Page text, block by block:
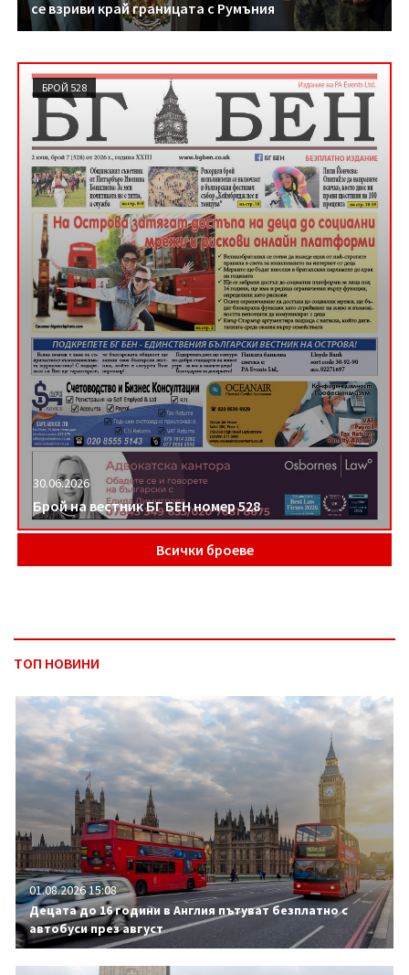
се взриви край границата с Румъния
БРОЙ 528
30.06.2026
Брой на вестник БГ БЕН номер 528
Всички броеве
ТОП НОВИНИ
01.08.2026 15:08
Децата до 16 години в Англия пътуват безплатно с
автобуси през август